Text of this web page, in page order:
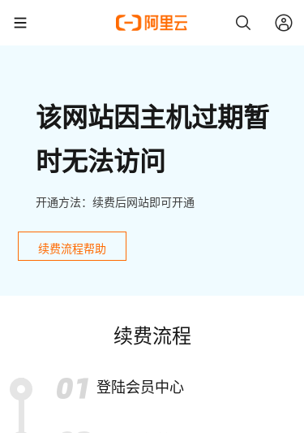
该网站因主机过期暂
时无法访问
开通方法：续费后网站即可开通
续费流程帮助
续费流程
登陆会员中心